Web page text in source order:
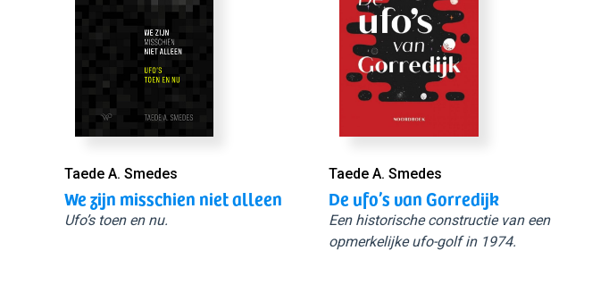
Taede A. Smedes
We zijn misschien niet alleen
Ufo’s toen en nu.
Taede A. Smedes
De ufo’s van Gorredijk
Een historische constructie van een
opmerkelijke ufo-golf in 1974.